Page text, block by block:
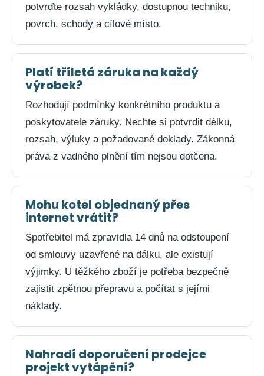
potvrďte rozsah vykládky, dostupnou techniku,
povrch, schody a cílové místo.
Platí tříletá záruka na každý
výrobek?
Rozhodují podmínky konkrétního produktu a
poskytovatele záruky. Nechte si potvrdit délku,
rozsah, výluky a požadované doklady. Zákonná
práva z vadného plnění tím nejsou dotčena.
Mohu kotel objednaný přes
internet vrátit?
Spotřebitel má zpravidla 14 dnů na odstoupení
od smlouvy uzavřené na dálku, ale existují
výjimky. U těžkého zboží je potřeba bezpečně
zajistit zpětnou přepravu a počítat s jejími
náklady.
Nahradí doporučení prodejce
projekt vytápění?